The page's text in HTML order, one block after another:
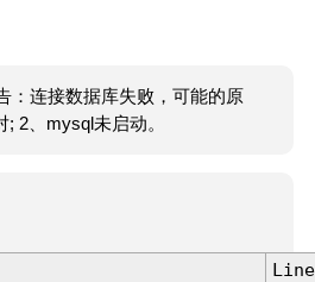
：连接数据库失败，可能的原
2、mysql未启动。
Line